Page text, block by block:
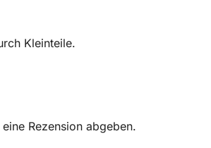
Kleinteile.
Rezension abgeben.